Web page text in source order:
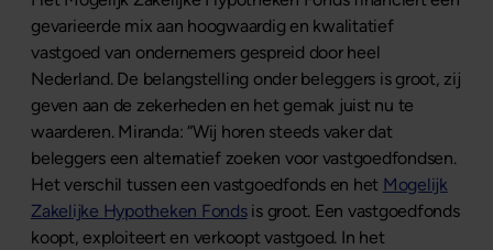
gevarieerde mix aan hoogwaardig en kwalitatief
vastgoed van ondernemers gespreid door heel
Nederland. De belangstelling onder beleggers is groot, zij
geven aan de zekerheden en het gemak juist nu te
waarderen. Miranda: “Wij horen steeds vaker dat
beleggers een alternatief zoeken voor vastgoedfondsen.
Het verschil tussen een vastgoedfonds en het Mogelijk
Zakelijke Hypotheken Fondsis groot. Een vastgoedfonds
koopt, exploiteert en verkoopt vastgoed. In het